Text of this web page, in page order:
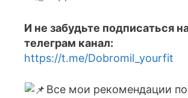
И не забудьте подписаться
телеграм канал:
https://t.me/Dobromil_yourfit
Все мои рекомендации по